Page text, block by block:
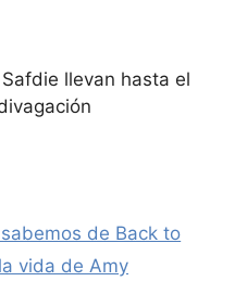
llevan hasta el
de Back to
vida de Amy